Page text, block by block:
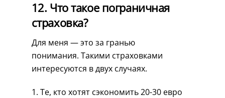
12. Что такое пограничная
страховка?
Для меня — это за гранью
понимания. Такими страховками
интересуются в двух случаях.
1. Те, кто хотят сэкономить 20-30 евро